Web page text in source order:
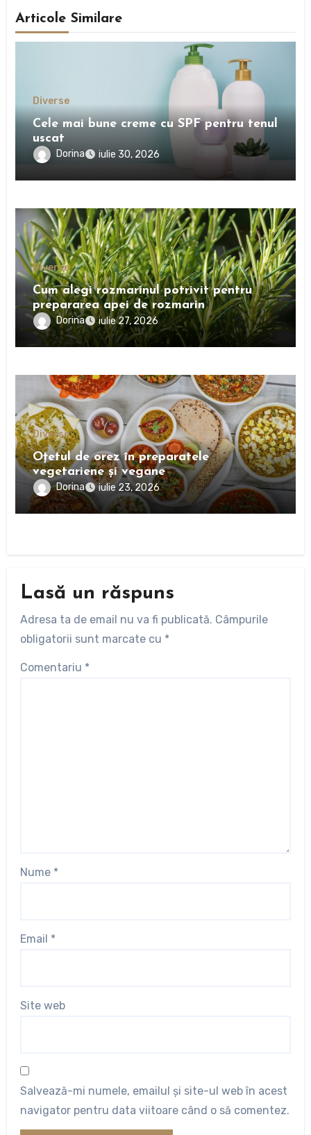
Articole Similare
Diverse
Cele mai bune creme cu SPF pentru tenul
uscat
Dorina iulie 30, 2026
Diverse
Cum alegi rozmarinul potrivit pentru
prepararea apei de rozmarin
Dorina iulie 27, 2026
Diverse
Oțetul de orez în preparatele
vegetariene și vegane
Dorina iulie 23, 2026
Lasă un răspuns
Adresa ta de email nu va fi publicată. Câmpurile
obligatorii sunt marcate cu *
Comentariu *
Nume *
Email *
Site web
Salvează-mi numele, emailul și site-ul web în acest
navigator pentru data viitoare când o să comentez.